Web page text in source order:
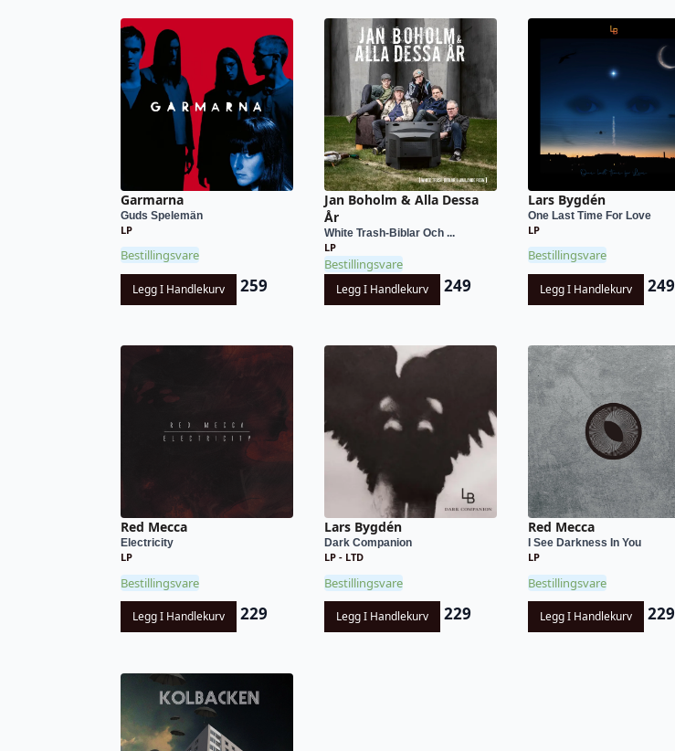
Garmarna
Guds Spelemän
LP
Bestillingsvare
Legg I Handlekurv 259
Jan Boholm & Alla Dessa
År
White Trash-Biblar Och ...
LP
Bestillingsvare
Legg I Handlekurv 249
Lars Bygdén
One Last Time For Love
LP
Bestillingsvare
Legg I Handlekurv 249
Red Mecca
Electricity
LP
Bestillingsvare
Legg I Handlekurv 229
Lars Bygdén
Dark Companion
LP - LTD
Bestillingsvare
Legg I Handlekurv 229
Red Mecca
I See Darkness In You
LP
Bestillingsvare
Legg I Handlekurv 229